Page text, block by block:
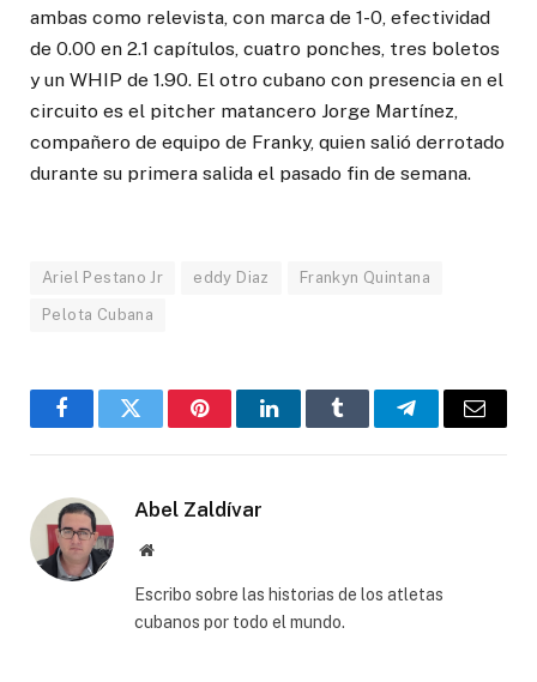
ambas como relevista, con marca de 1-0, efectividad
de 0.00 en 2.1 capítulos, cuatro ponches, tres boletos
y un WHIP de 1.90. El otro cubano con presencia en el
circuito es el pitcher matancero Jorge Martínez,
compañero de equipo de Franky, quien salió derrotado
durante su primera salida el pasado fin de semana.
Ariel Pestano Jr eddy Diaz Frankyn Quintana
Pelota Cubana
FacebookTwitter PinterestLinkedInTumblr TelegramEmail
Abel Zaldívar
Website
Escribo sobre las historias de los atletas
cubanos por todo el mundo.